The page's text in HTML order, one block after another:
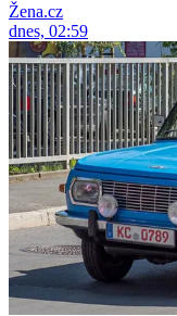
Žena.cz
dnes, 02:59